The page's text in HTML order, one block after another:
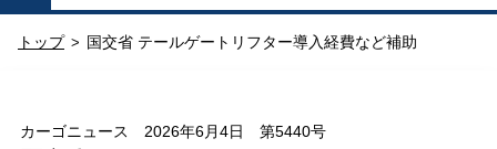
ュ
トップ > 国交省 テールゲートリフター導入経費など補助
カーゴニュース 2026年6月4日 第5440号